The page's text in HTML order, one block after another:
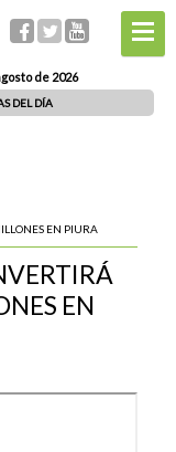
de 2026
DEL DÍA
EN PIURA
EN